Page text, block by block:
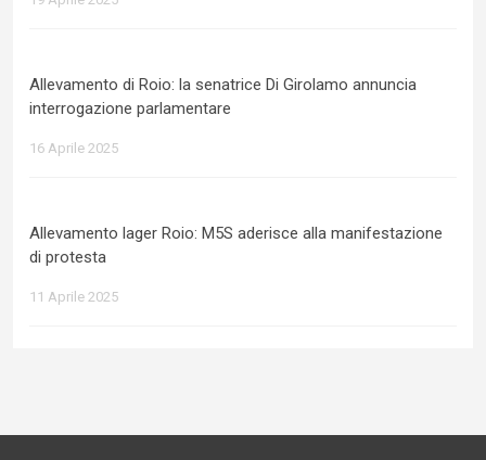
Allevamento di Roio: la senatrice Di Girolamo annuncia
interrogazione parlamentare
16 Aprile 2025
Allevamento lager Roio: M5S aderisce alla manifestazione
di protesta
11 Aprile 2025